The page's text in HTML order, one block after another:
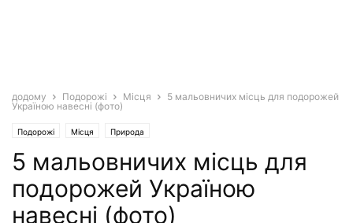
додому Подорожі Місця
5 мальовничих місць для подорожей
Україною навесні (фото)
Подорожі Місця Природа
5 мальовничих місць для
подорожей Україною
навесні (фото)